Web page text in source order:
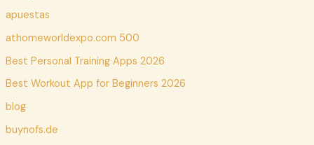
apuestas
athomeworldexpo.com 500
Best Personal Training Apps 2026
Best Workout App for Beginners 2026
blog
buynofs.de